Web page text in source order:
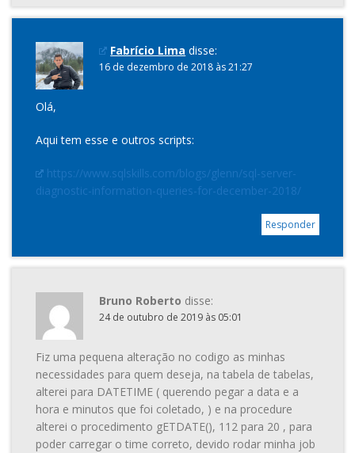
Fabrício Lima disse:
16 de dezembro de 2018 às 21:27
Olá,
Aqui tem esse e outros scripts:
https://www.sqlskills.com/blogs/glenn/sql-server-
diagnostic-information-queries-for-december-2018/
Responder
Bruno Roberto disse:
24 de outubro de 2019 às 05:01
Fiz uma pequena alteração no codigo as minhas
necessidades para quem deseja, na tabela de tabelas,
alterei para DATETIME ( querendo pegar a data e a
hora e minutos que foi coletado, ) e na procedure
alterei o procedimento gETDATE(), 112 para 20 , para
poder carregar o time correto, devido rodar minha job